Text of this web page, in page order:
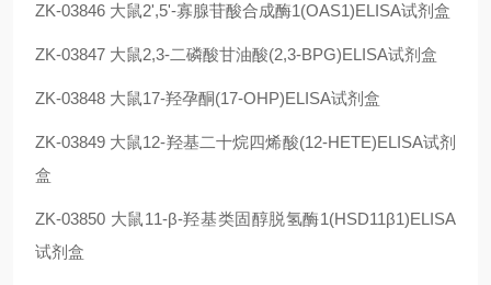
ZK-03846 大鼠2',5'-寡腺苷酸合成酶1(OAS1)ELISA试剂盒
ZK-03847 大鼠2,3-二磷酸甘油酸(2,3-BPG)ELISA试剂盒
ZK-03848 大鼠17-羟孕酮(17-OHP)ELISA试剂盒
ZK-03849 大鼠12-羟基二十烷四烯酸(12-HETE)ELISA试剂
盒
ZK-03850 大鼠11-β-羟基类固醇脱氢酶1(HSD11β1)ELISA
试剂盒